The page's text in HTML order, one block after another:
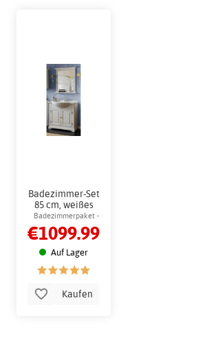
Badezimmer-Set
85 cm, weißes
Holz mit Spiegel
- Romantisch
Badezimmerpaket -
Kommode mit
passendem Spiegel
€1099.99
Auf Lager
Kaufen